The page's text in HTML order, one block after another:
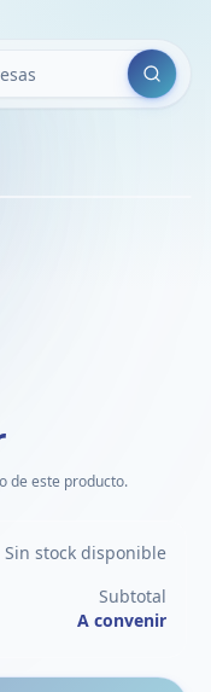
Buscar
de este producto.
Sin stock disponible
Subtotal
A convenir